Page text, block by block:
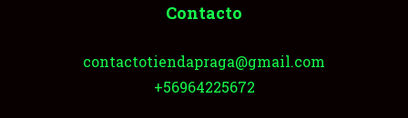
Contacto
contactotiendapraga@gmail.com
+56964225672